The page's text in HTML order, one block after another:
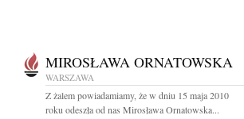
MIROSŁAWA ORNATOWSKA
WARSZAWA
Z żalem powiadamiamy, że w dniu 15 maja 2010
roku odeszła od nas Mirosława Ornatowska...